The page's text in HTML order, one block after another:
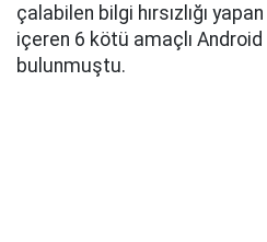
çalabilen bilgi hırsızlığı
içeren 6 kötü amaçlı Android
bulunmuştu.